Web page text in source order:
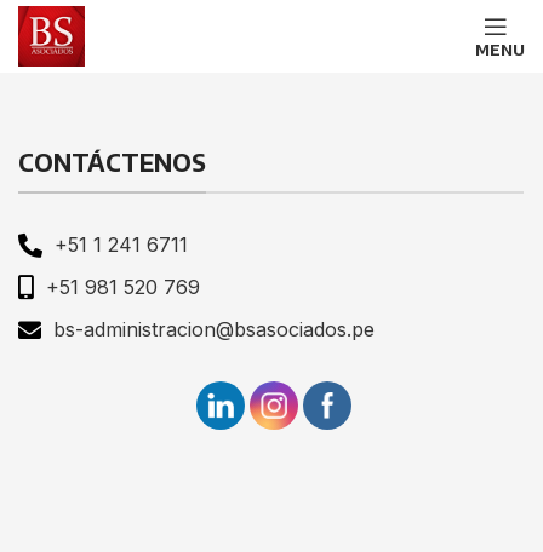
MENU
CONTÁCTENOS
+51 1 241 6711
+51 981 520 769
bs-administracion@bsasociados.pe